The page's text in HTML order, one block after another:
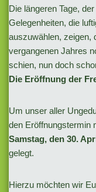
Die längeren Tage,
Gelegenheiten, die
auszuwählen, zeigen,
vergangenen Jahres
schien, nun doch
Die Eröffnung der
Um unser aller
den Eröffnungstermin
Samstag, den 30.
gelegt.
Hierzu möchten wir